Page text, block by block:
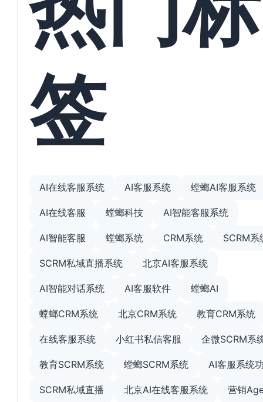
签
AI在线客服系统 AI客服系统 螳螂AI客服系统
AI在线客服 螳螂科技 AI智能客服系统
AI智能客服 螳螂系统 CRM系统 SCRM系
SCRM私域直播系统 北京AI客服系统
AI智能对话系统 AI客服软件 螳螂AI
螳螂CRM系统 北京CRM系统 教育CRM系统
在线客服系统 小红书私信客服 企微SCRM系
教育SCRM系统 螳螂SCRM系统 AI客服系统
SCRM私域直播 北京AI在线客服系统 营销